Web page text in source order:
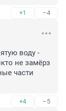
+1 –4
воду -
не замёрз
части
+4 –5